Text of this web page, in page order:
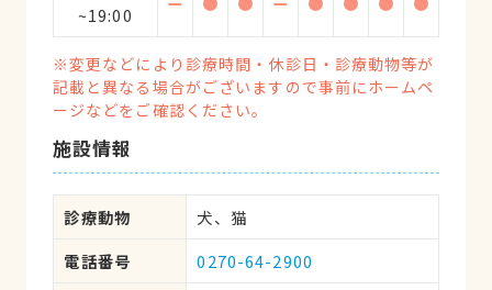
~19:00
※変更などにより診療時間・休診日・診療動物等が
記載と異なる場合がございますので事前にホームペ
ージなどをご確認ください。
施設情報
診療動物
犬、猫
電話番号
0270-64-2900